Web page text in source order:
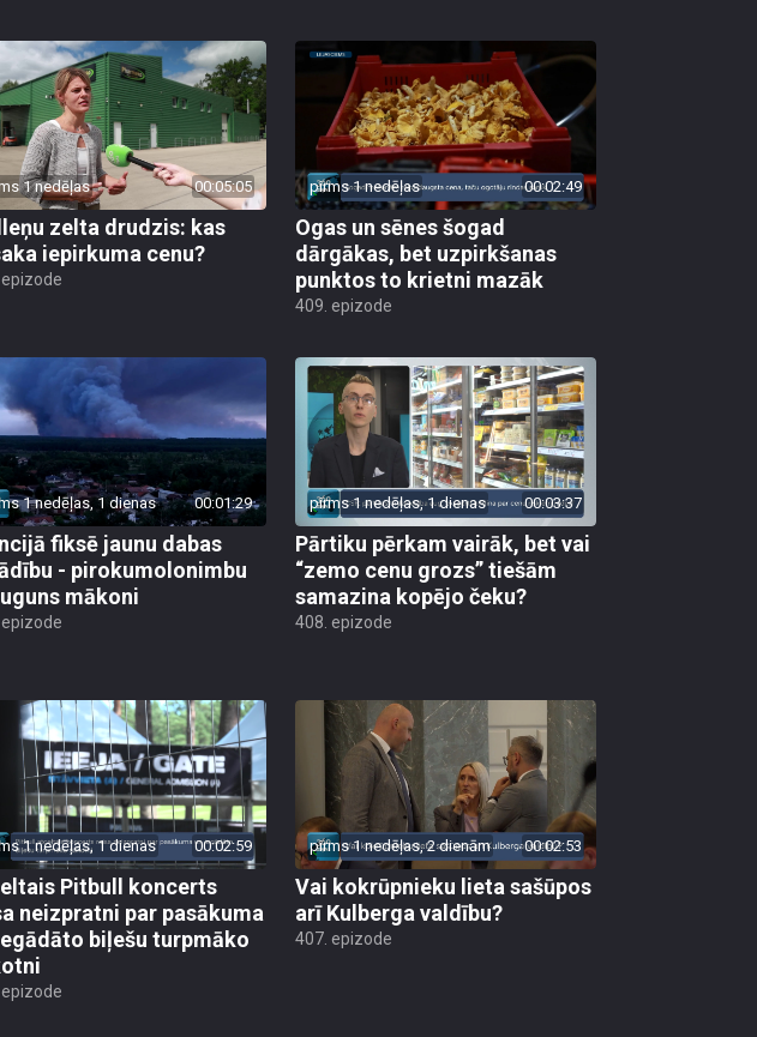
1 nedēļas 00:05:05
zelta drudzis: kas
iepirkuma cenu?
pirms 1 nedēļas 00:02:49
Ogas un sēnes šogad
dārgākas, bet uzpirkšanas
punktos to krietni mazāk
409. epizode
1 nedēļas, 1 dienas 00:01:29
fiksē jaunu dabas
- pirokumolonimbu
mākoni
pirms 1 nedēļas, 1 dienas 00:03:37
Pārtiku pērkam vairāk, bet vai
“zemo cenu grozs” tiešām
samazina kopējo čeku?
408. epizode
1 nedēļas, 1 dienas 00:02:59
Pitbull koncerts
neizpratni par pasākuma
biļešu turpmāko
pirms 1 nedēļas, 2 dienām 00:02:53
Vai kokrūpnieku lieta sašūpos
arī Kulberga valdību?
407. epizode